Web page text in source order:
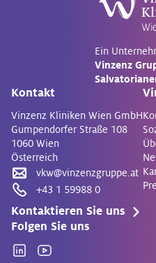
Ein
Vinzenz
Kontakt
Vinzenz Kliniken Wien GmbH
Gumpendorfer Straße 108
1060 Wien
Österreich
vkw@vinzenzgruppe.at
+43 1 59988 0
Kontaktieren Sie uns
Folgen Sie uns
LinkedinYouTube